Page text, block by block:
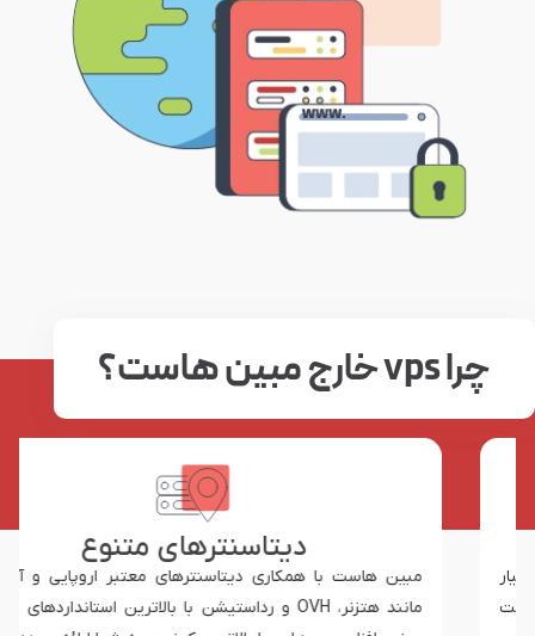
چرا vps خارج مبین هاست؟
دیتاسنترهای متنوع
مبین هاست با همکاری دیتاسنترهای معتبر اروپایی و آمریکایی
مانند هتزنر، OVH و رداستیشن با بالاترین استانداردهای شبکه و